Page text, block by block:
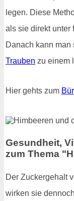
legen. Diese
als sie direkt unter
Danach kann
Trauben zu einem
Hier gehts zum
Gesundheit,
zum Thema
Der Zuckergehalt
wirken sie